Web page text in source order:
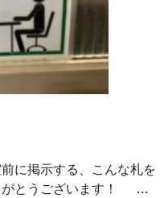
に掲示する、こんな札を
とうございます！ ...